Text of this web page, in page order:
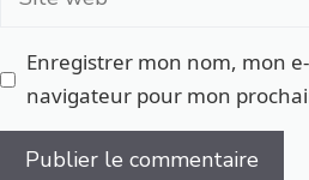
Enregistrer mon nom, mon
navigateur pour mon